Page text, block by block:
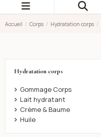
Accueil Corps Hydratation corps
Hydratation corps
Gommage Corps
Lait hydratant
Crème & Baume
Huile